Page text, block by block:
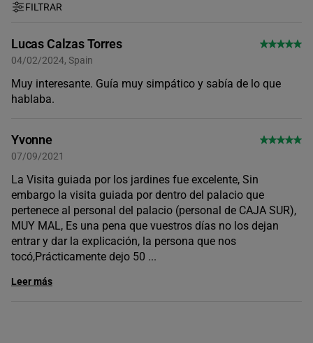
FILTRAR
Lucas Calzas Torres
04/02/2024, Spain
Muy interesante. Guía muy simpático y sabía de lo que
hablaba.
Yvonne
07/09/2021
La Visita guiada por los jardines fue excelente, Sin
embargo la visita guiada por dentro del palacio que
pertenece al personal del palacio (personal de CAJA SUR),
MUY MAL, Es una pena que vuestros días no los dejan
entrar y dar la explicación, la persona que nos
tocó,Prácticamente dejo 50 ...
Leer más